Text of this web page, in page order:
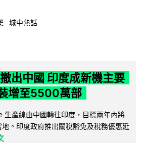
城中熱話
出中國 印度成新機主要
增至5500萬部
產線由中國轉往印度，目標兩年內將
。印度政府推出關稅豁免及稅務優惠延